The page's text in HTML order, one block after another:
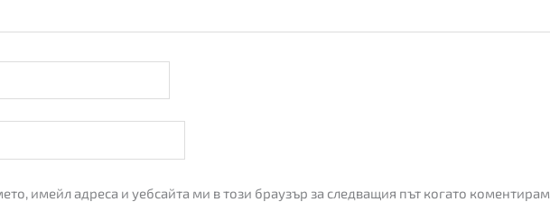
имейл адреса и уебсайта ми в този браузър за следващия път когато коментирам.